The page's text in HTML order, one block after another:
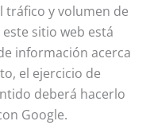
tráfico y volumen de
sitio web está
información acerca
el ejercicio de
deberá hacerlo
Google.